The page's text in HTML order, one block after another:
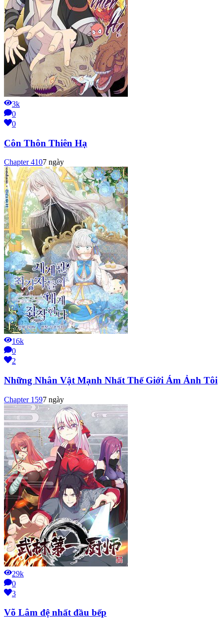
3k
0
0
Côn Thôn Thiên Hạ
Chapter4107 ngày
16k
0
2
Những Nhân Vật Mạnh Nhất Thế Giới Ám Ảnh Tôi
Chapter 1597 ngày
29k
0
3
Võ Lâm đệ nhất đầu bếp